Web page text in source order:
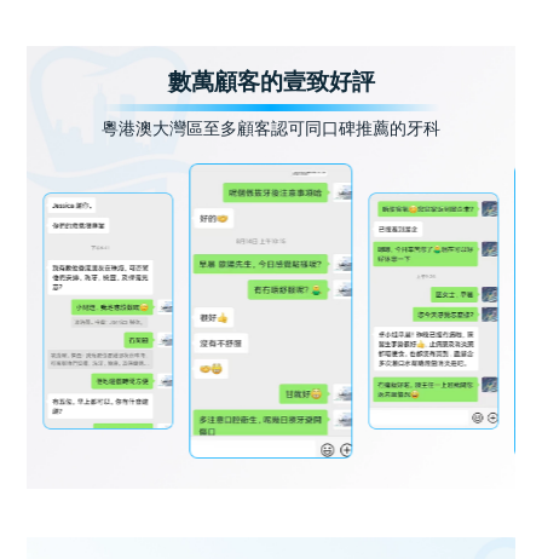
數萬顧客的壹致好評
粵港澳大灣區至多顧客認可同口碑推薦的牙科